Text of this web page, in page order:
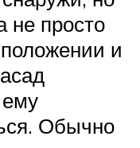
не просто
и
Обычно